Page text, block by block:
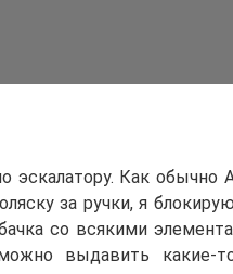
Как обычно
за ручки, я
со всякими
выдавить какие-